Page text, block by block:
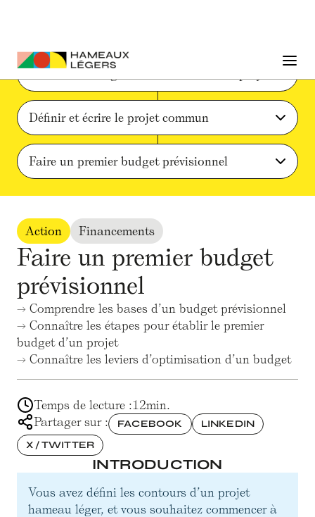
Définir et écrire le projet commun
Faire un premier budget prévisionnel
Action Financements
Faire un premier budget
prévisionnel
→ Comprendre les bases d’un budget prévisionnel
→ Connaître les étapes pour établir le premier
budget d’un projet
→ Connaître les leviers d’optimisation d’un budget
Temps de lecture :12min.
Partager sur :
FACEBOOK
LINKEDIN
X / TWITTER
INTRODUCTION
Vous avez défini les contours d’un projet
hameau léger, et vous souhaitez commencer à